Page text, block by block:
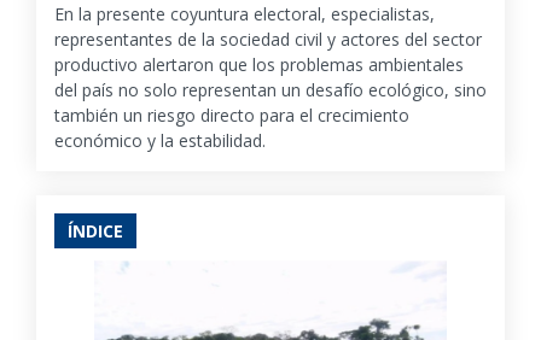
En la presente coyuntura electoral, especialistas,
representantes de la sociedad civil y actores del sector
productivo alertaron que los problemas ambientales
del país no solo representan un desafío ecológico, sino
también un riesgo directo para el crecimiento
económico y la estabilidad.
ÍNDICE